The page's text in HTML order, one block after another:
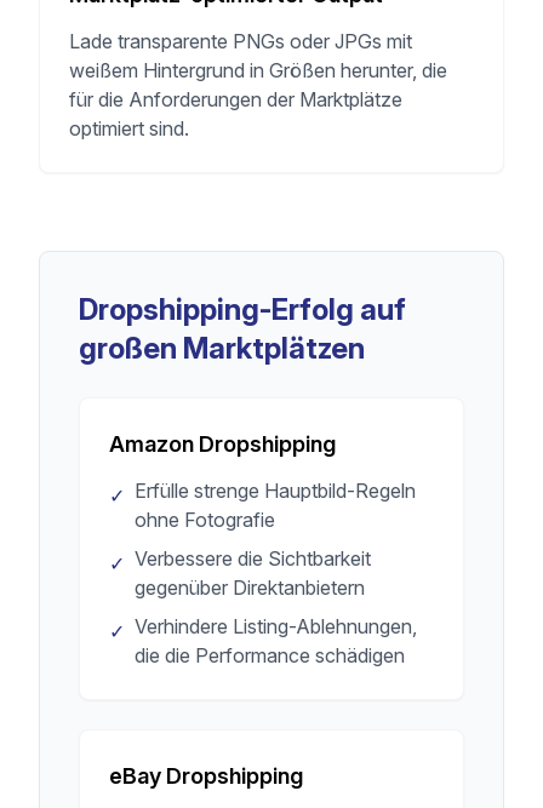
Lade transparente PNGs oder JPGs mit
weißem Hintergrund in Größen herunter, die
für die Anforderungen der Marktplätze
optimiert sind.
Dropshipping-Erfolg auf
großen Marktplätzen
Amazon Dropshipping
✓ Erfülle strenge Hauptbild-Regeln
ohne Fotografie
✓ Verbessere die Sichtbarkeit
gegenüber Direktanbietern
✓ Verhindere Listing-Ablehnungen,
die die Performance schädigen
eBay Dropshipping